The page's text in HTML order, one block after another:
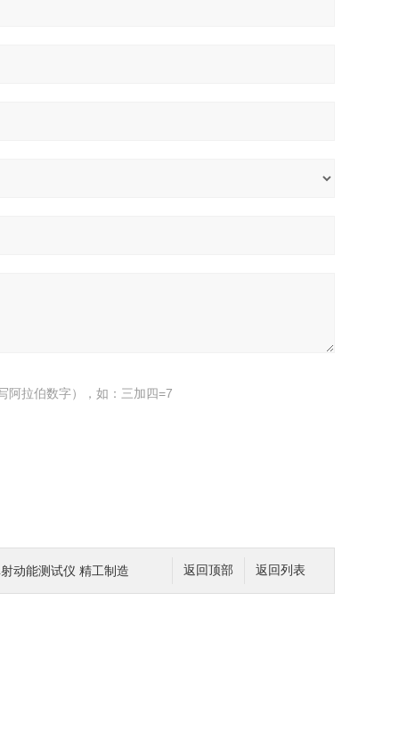
阿拉伯数字），如：三加四=7
返回列表
返回顶部
动能测试仪 精工制造